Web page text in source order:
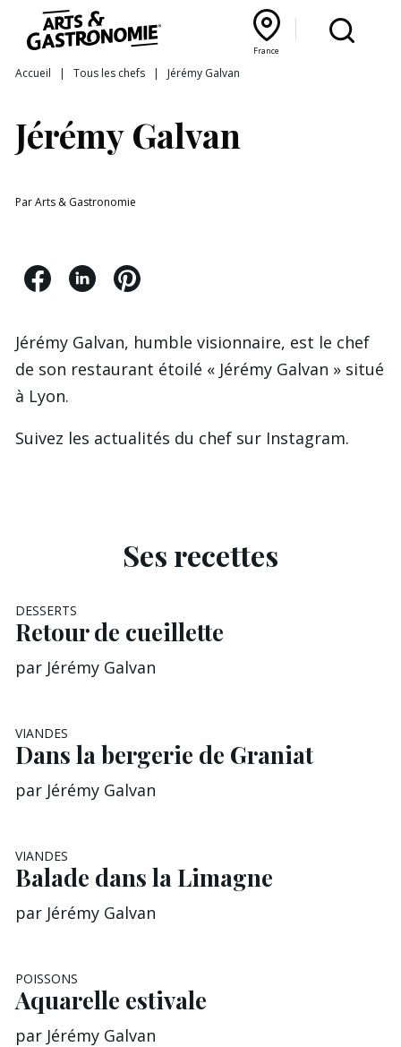
France
Recettes
Reportages
Interviews
Bourgogne Franche‑Comté
France
Lyon Rhône‑Alpes
Accueil | Tous les chefs | Jérémy Galvan
Jérémy Galvan
ParArts & Gastronomie
Jérémy Galvan, humble visionnaire, est le chef
de son restaurant étoilé « Jérémy Galvan » situé
à Lyon.
Suivez les actualités du chef sur Instagram.
Ses recettes
DESSERTS
Retour de cueillette
par Jérémy Galvan
VIANDES
Dans la bergerie de Graniat
par Jérémy Galvan
VIANDES
Balade dans la Limagne
par Jérémy Galvan
POISSONS
Aquarelle estivale
par Jérémy Galvan